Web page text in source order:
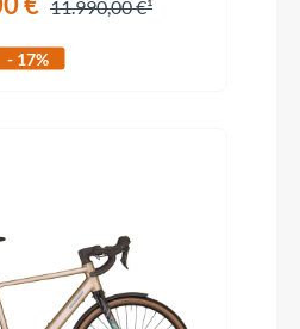
11.990,00 €
- 17%